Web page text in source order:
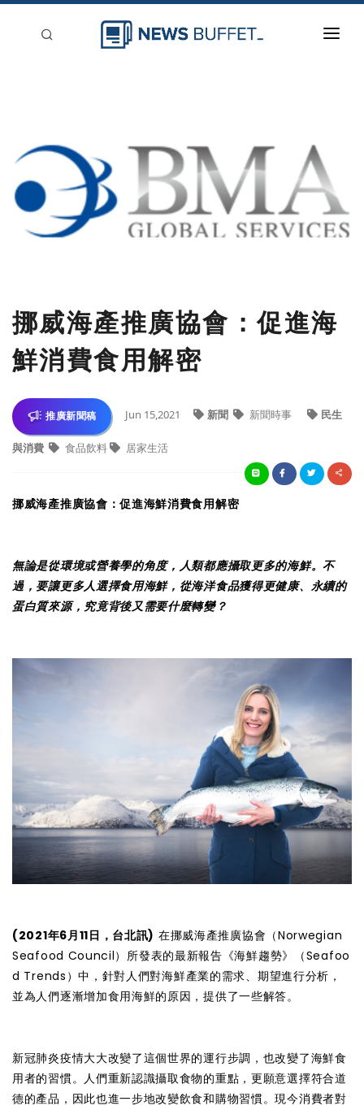
登入
挪威海產推廣協會：促進海
鮮消費食用解密
推廣新聞稿 Jun 15,2021 新聞 新聞時事 民生
與消費 食品飲料 居家生活
挪威海產推廣協會：促進海鮮消費食用解密
無論是從環境或營養學的角度，人類都應攝取更多的海鮮。不
過，要讓更多人選擇食用海鮮，從海洋食品獲得更健康、永續的
蛋白質來源，究竟背後又需要什麼轉變？
(2021年6月11日，台北訊) 在挪威海產推廣協會（Norwegian
Seafood Council）所發表的最新報告《海鮮趨勢》（Seafoo
d Trends）中，針對人們對海鮮產業的需求、期望進行分析，
並為人們逐漸增加食用海鮮的原因，提供了一些解答。
新冠肺炎疫情大大改變了這個世界的運行步調，也改變了海鮮食
用者的習慣。人們重新認識攝取食物的重點，更願意選擇符合道
德的產品，因此也進一步地改變飲食和購物習慣。現今消費者對